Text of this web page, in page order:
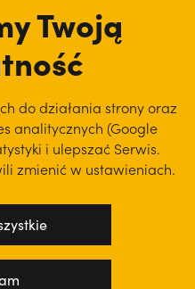
Twoją
do działania strony oraz
analitycznych (Google
i ulepszać Serwis.
zmienić w ustawieniach.